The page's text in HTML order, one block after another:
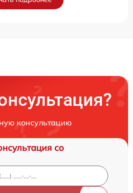
консультацию
со